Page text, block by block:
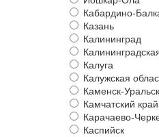
Кабардино-
Казань
Калининград
Калуга
Калужская
Каменск-
Камчатский край
Карачаево-
Каспийск